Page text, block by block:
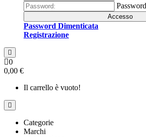
Accesso
Password Dimenticata
Registrazione
0
0,00 €
Il carrello è vuoto!
Categorie
Marchi